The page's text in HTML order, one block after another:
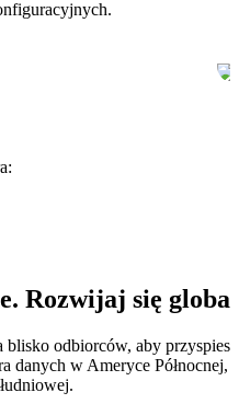
Rozwijaj się
blisko odbiorców, aby
danych w Ameryce Północnej,